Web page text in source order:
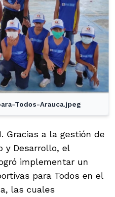
Todos-Arauca.jpeg
Gracias a la gestión de
y Desarrollo, el
implementar un
para Todos en el
las cuales